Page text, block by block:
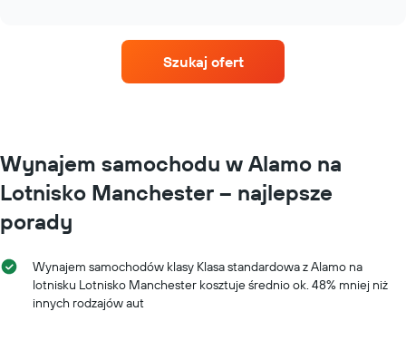
wynajem
samochodu
X
przedstawiającą
roku
ma
oś
Szukaj ofert
Wynajem samochodu w Alamo na
Lotnisko Manchester – najlepsze
porady
Wynajem samochodów klasy Klasa standardowa z Alamo na
lotnisku Lotnisko Manchester kosztuje średnio ok. 48% mniej niż
innych rodzajów aut